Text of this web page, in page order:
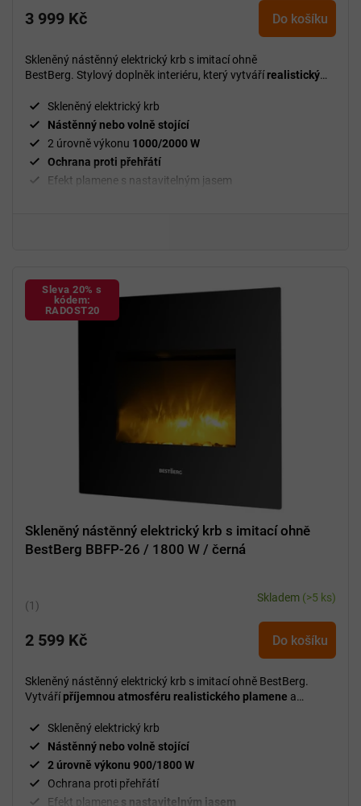
produktu
5,0
z
hvězdiček.
3 999 Kč Do košíku
Skleněný nástěnný elektrický krb s imitací ohně
BestBerg. Stylový doplněk interiéru, který vytvářírealistický
složité instalace.
Skleněný elektrický krb
Nástěnný nebo volně stojící
2 úrovně výkonu 1000/2000 W
Ochrana proti přehřátí
Efekt plamene s nastavitelným jasem
Sleva 20% s
kódem:
RADOST20
Skleněný nástěnný elektrický krb s imitací ohně
BestBerg BBFP-26 / 1800 W / černá
Průměrné
produktu
5,0
z
hvězdiček.
Skladem (>5 ks)
2 599 Kč Do košíku
Skleněný nástěnný elektrický krb s imitací ohně BestBerg.
Vytvářípříjemnou atmosféru realistického plamene a
složité instalace.
Skleněný elektrický krb
Nástěnný nebo volně stojící
2 úrovně výkonu 900/1800 W
Ochrana proti přehřátí
Efekt plamene s nastavitelným jasem